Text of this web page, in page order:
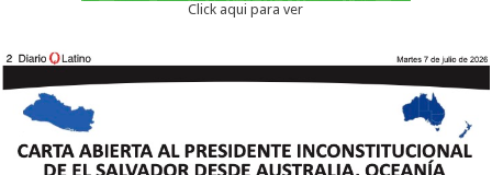
Click aqui para ver